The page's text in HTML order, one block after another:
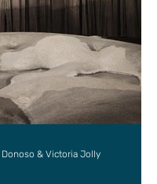
Donoso & Victoria Jolly